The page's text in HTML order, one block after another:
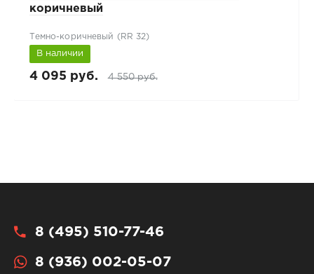
коричневый
Темно-коричневый (RR 32)
В наличии
4 095 руб. 4 550 руб.
8 (495) 510-77-46
8 (936) 002-05-07